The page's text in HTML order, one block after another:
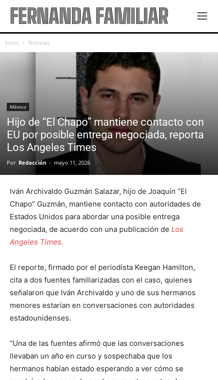
FERNANDA FAMILIAR
Inicio Noticias
México
Hijo de “El Chapo” mantiene contacto con
EU por posible entrega negociada, reporta
Los Angeles Times
Por Redacción - mayo 11, 2026
Iván Archivaldo Guzmán Salazar, hijo de Joaquín “El
Chapo” Guzmán, mantiene contacto con autoridades de
Estados Unidos para abordar una posible entrega
negociada, de acuerdo con una publicación de Los
Angeles Times.
El reporte, firmado por el periodista Keegan Hamilton,
cita a dos fuentes familiarizadas con el caso, quienes
señalaron que Iván Archivaldo y uno de sus hermanos
menores estarían en conversaciones con autoridades
estadounidenses.
“Una de las fuentes afirmó que las conversaciones
llevaban un año en curso y sospechaba que los
hermanos habían estado esperando a ver cómo se